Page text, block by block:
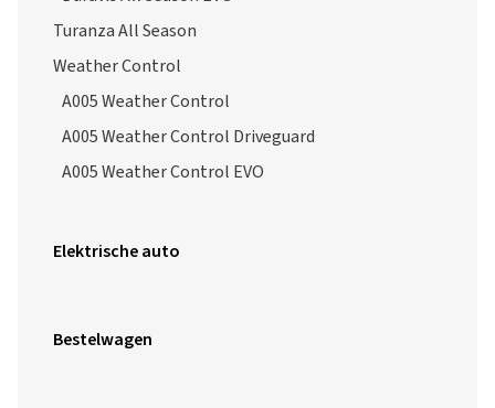
Weather Control
A005 Weather Control
A005 Weather Control Driveguard
A005 Weather Control EVO